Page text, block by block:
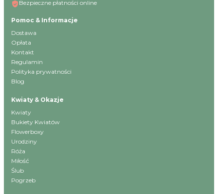
Bezpieczne płatności online
Pomoc & Informacje
Dostawa
Opłata
Kontakt
Regulamin
Polityka prywatności
Blog
Kwiaty & Okazje
Kwiaty
Bukiety Kwiatów
Flowerboxy
Urodziny
Róża
Miłość
Ślub
Pogrzeb